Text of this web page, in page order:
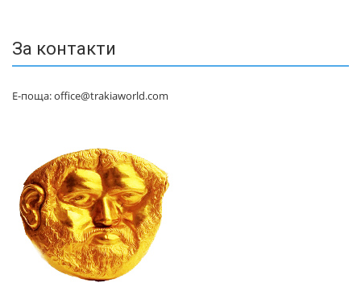
За контакти
Е-поща: office@trakiaworld.com